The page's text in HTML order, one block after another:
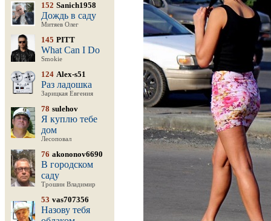
152 Sanich1958
Дождь в саду
Митяев Олег
145 PITT
What Can I Do
Smokie
124 Alex-s51
Раз ладошка
Зарицкая Евгения
78 sulehov
Я куплю тебе
дом
Лесоповал
76 akononov6690
В городском
саду
Трошин Владимир
53 vas707356
Назову тебя